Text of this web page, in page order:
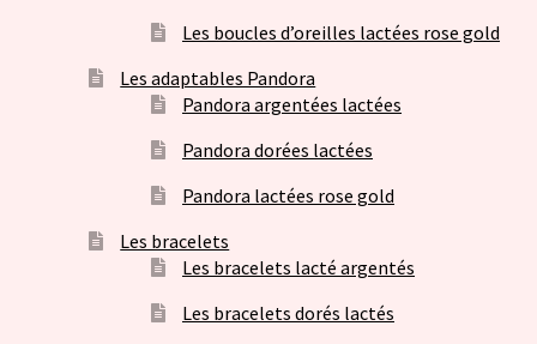
Les boucles d’oreilles lactées rose gold
Les adaptables Pandora
Pandora argentées lactées
Pandora dorées lactées
Pandora lactées rose gold
Les bracelets
Les bracelets lacté argentés
Les bracelets dorés lactés